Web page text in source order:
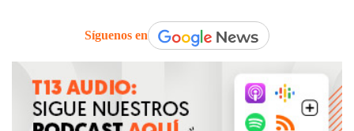
Síguenos en